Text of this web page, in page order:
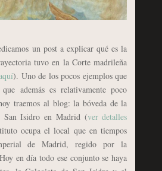
un post a explicar qué es la
tuvo en la Corte madrileña
). Uno de los pocos ejemplos que
además es relativamente poco
traemos al blog: la bóveda de la
San Isidro en Madrid (ver detalles
ocupa el local que en tiempos
de Madrid, regido por la
en día todo ese conjunto se haya